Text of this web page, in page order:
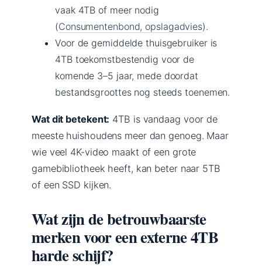
vaak 4TB of meer nodig
(Consumentenbond, opslagadvies).
Voor de gemiddelde thuisgebruiker is
4TB toekomstbestendig voor de
komende 3–5 jaar, mede doordat
bestandsgroottes nog steeds toenemen.
Wat dit betekent: 4TB is vandaag voor de
meeste huishoudens meer dan genoeg. Maar
wie veel 4K-video maakt of een grote
gamebibliotheek heeft, kan beter naar 5TB
of een SSD kijken.
Wat zijn de betrouwbaarste
merken voor een externe 4TB
harde schijf?